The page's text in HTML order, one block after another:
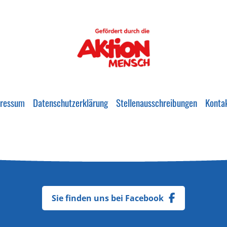
Datenschutzerklärung Stellenausschreibungen
Sie finden uns bei Facebook